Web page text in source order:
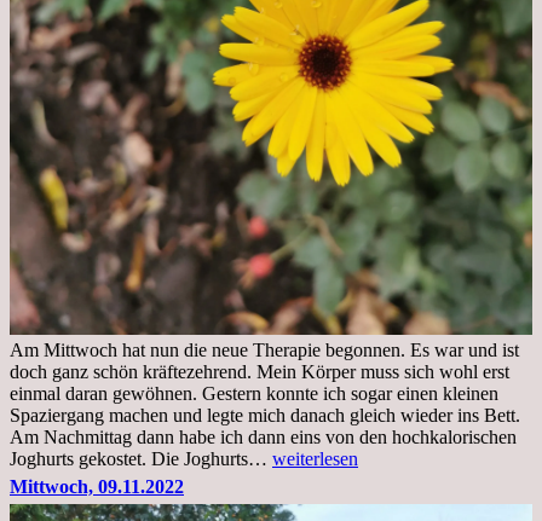
Am Mittwoch hat nun die neue Therapie begonnen. Es war und ist
doch ganz schön kräftezehrend. Mein Körper muss sich wohl erst
einmal daran gewöhnen. Gestern konnte ich sogar einen kleinen
Spaziergang machen und legte mich danach gleich wieder ins Bett.
Am Nachmittag dann habe ich dann eins von den hochkalorischen
Joghurts gekostet. Die Joghurts… Freitag,
Therapie
weiterlesen
Mittwoch, 09.11.2022